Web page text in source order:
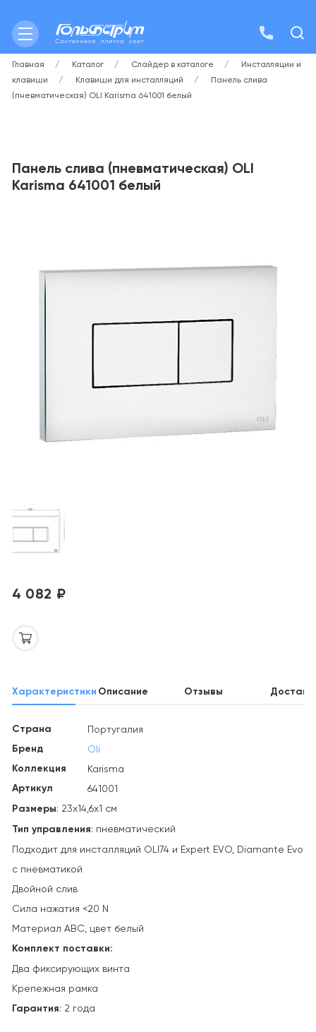
Главная Каталог Слайдер в каталоге
Инсталляции и
клавиши
Клавиши для инсталляций
Панель слива
(пневматическая) OLI Karisma 641001 белый
Панель слива (пневматическая) OLI
Karisma 641001 белый
4 082 ₽
Характеристики Описание Отзывы
Страна Португалия
Бренд Oli
Коллекция Karisma
Артикул 641001
Размеры: 23х14,6х1 см
Тип управления: пневматический
Подходит для инсталляций OLI74 и Expert EVO, Diamante Evo
с пневматикой
Двойной слив
Сила нажатия <20 N
Материал АВС, цвет белый
Комплект поставки:
Два фиксирующих винта
Крепежная рамка
Гарантия: 2 года